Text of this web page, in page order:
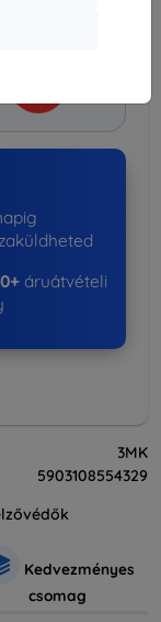
áruátvételi
3MK
5903108554329
Kedvezményes
csomag